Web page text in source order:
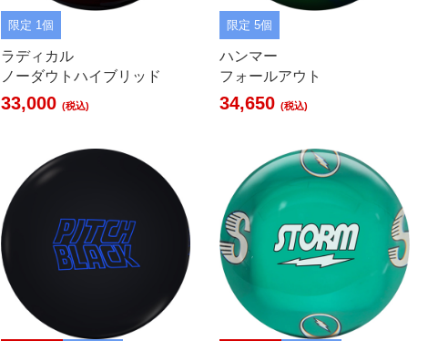
限定 1個
ラディカル
ノーダウトハイブリッド
33,000 (税込)
限定 5個
ハンマー
フォールアウト
34,650 (税込)